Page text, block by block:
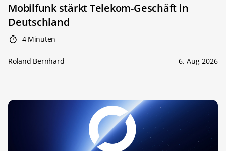
Mobilfunk stärkt Telekom-Geschäft in
Deutschland
4 Minuten
Roland Bernhard 6. Aug 2026